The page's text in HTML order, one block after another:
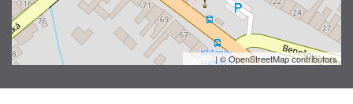
Leaflet| © OpenStreetMap contributors